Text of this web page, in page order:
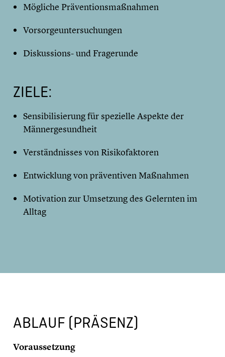
Mögliche Präventionsmaßnahmen
Vorsorgeuntersuchungen
Diskussions- und Fragerunde
ZIELE:
Sensibilisierung für spezielle Aspekte der
Männergesundheit
Verständnisses von Risikofaktoren
Entwicklung von präventiven Maßnahmen
Motivation zur Umsetzung des Gelernten im
Alltag
ABLAUF (PRÄSENZ)
Voraussetzung